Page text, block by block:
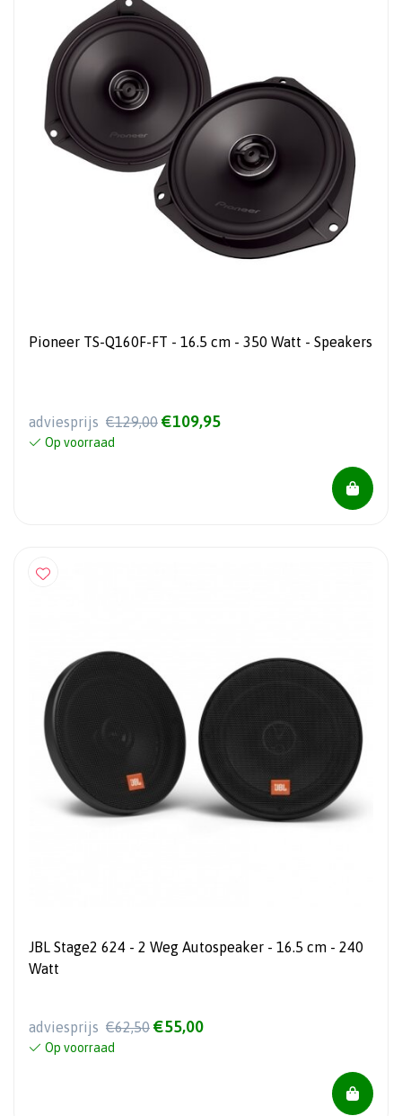
Pioneer TS-Q160F-FT - 16.5 cm - 350 Watt - Speakers
adviesprijs €129,00 €109,95
Op voorraad
JBL Stage2 624 - 2 Weg Autospeaker - 16.5 cm - 240
Watt
adviesprijs €62,50 €55,00
Op voorraad